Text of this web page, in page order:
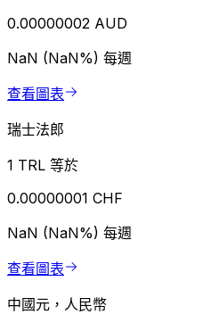
0.00000002 AUD
NaN (NaN%) 每週
查看圖表
瑞士法郎
1 TRL 等於
0.00000001 CHF
NaN (NaN%) 每週
查看圖表
中國元，人民幣